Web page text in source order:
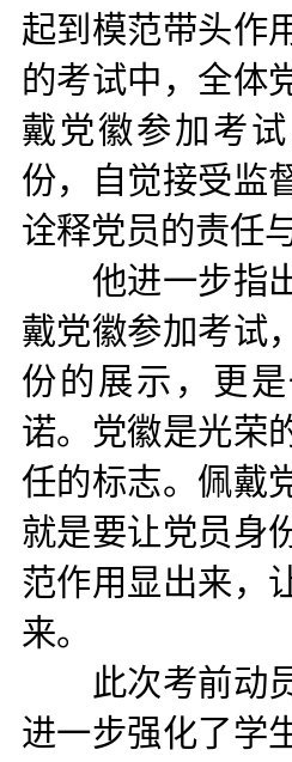
起到模范带头作
的考试中，全体
戴党徽参加考
份，自觉接受监
诠释党员的责任
他进一步指
戴党徽参加考试
份的展示，更
诺。党徽是光荣
任的标志。佩戴
就是要让党员身
范作用显出来，
来。
此次考前动
进一步强化了学